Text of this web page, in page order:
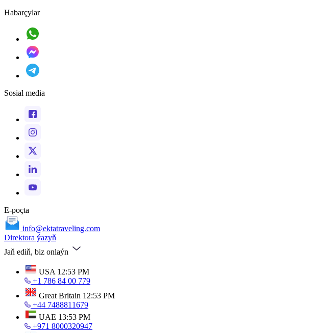
Habarçylar
Sosial media
E-poçta
info@ektatraveling.com
Direktora ýazyň
Jaň ediň, biz onlaýn
USA 12:53 PM
+1 786 84 00 779
Great Britain 12:53 PM
+44 7488811679
UAE 13:53 PM
+971 8000320947